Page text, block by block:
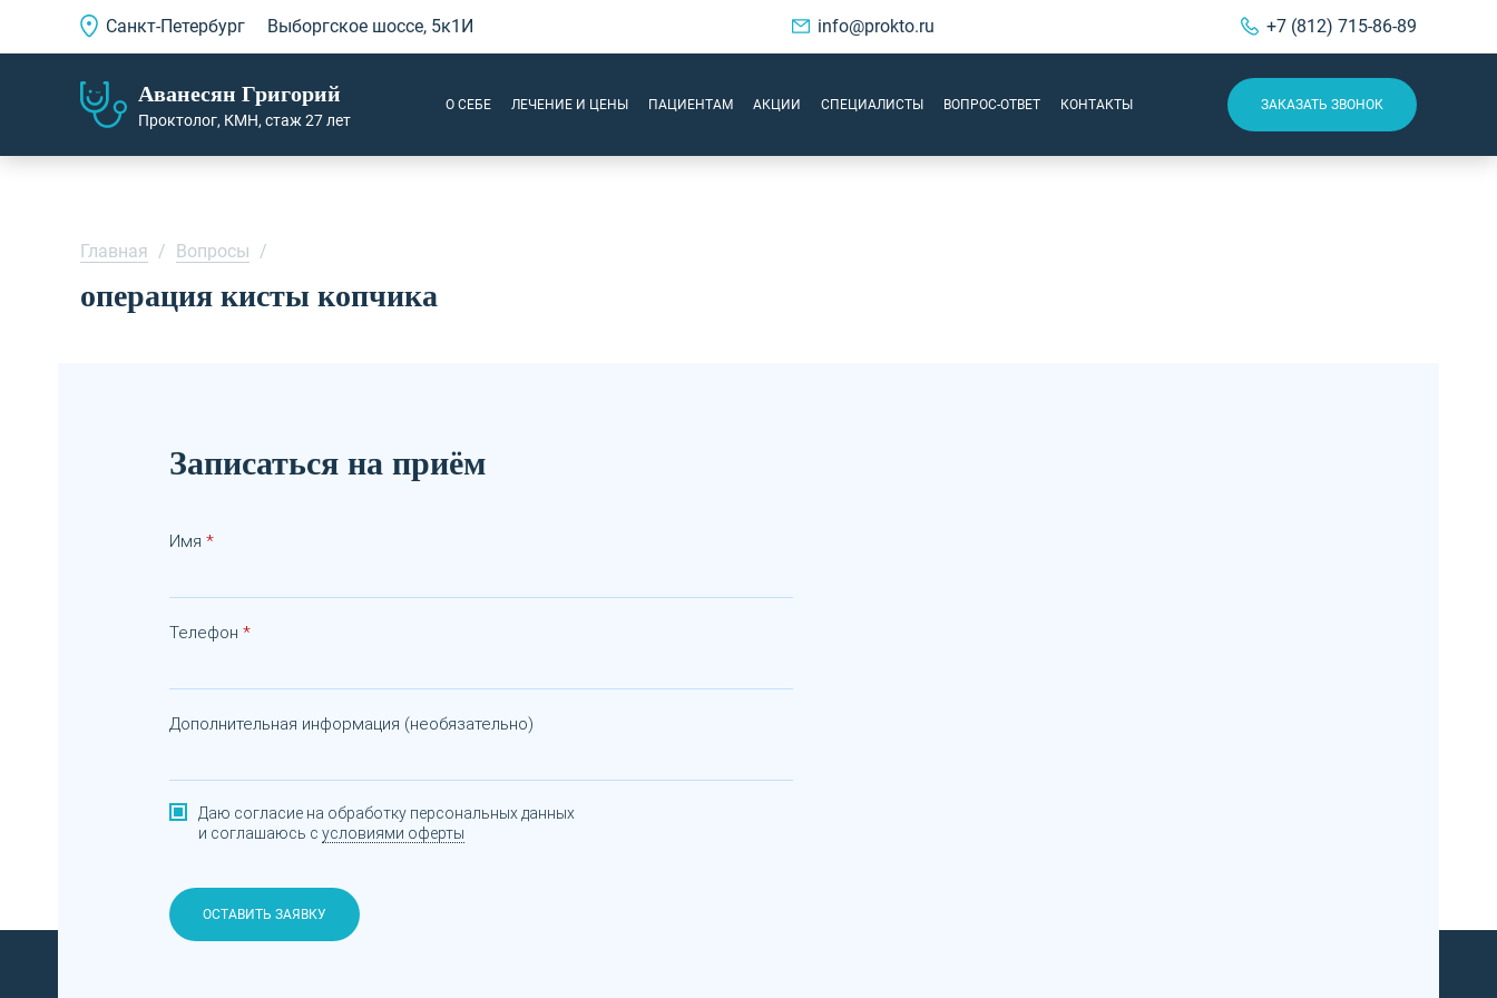
Санкт-Петербург Выборгское шоссе, 5к1И info@prokto.ru +7 (812) 715-86-89
Аванесян Григорий
Проктолог, КМН, стаж 27 лет
О СЕБЕ ЛЕЧЕНИЕ И ЦЕНЫ ПАЦИЕНТАМ АКЦИИ СПЕЦИАЛИСТЫ ВОПРОС-ОТВЕТ КОНТАКТЫ ЗАКАЗАТЬ ЗВОНОК
Главная / Вопросы /
операция кисты копчика
Записаться на приём
Имя
Телефон
Дополнительная информация (необязательно)
Даю согласие на обработку персональных данных
и соглашаюсь с условиями оферты
ОСТАВИТЬ ЗАЯВКУ